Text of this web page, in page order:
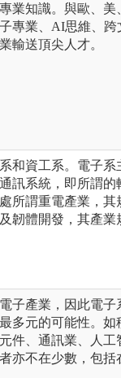
業知識。與歐、
專業、AI思維、
輸送頂尖人才。
和資工系。電子
訊系統，即所謂
所謂重電產業，
韌體開發，其產
子產業，因此電
多元的可能性。
件、通訊業、人
亦不在少數，包